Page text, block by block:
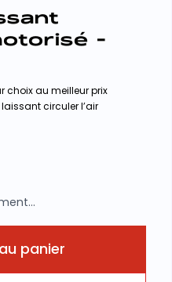
-
choix au meilleur prix
circuler l’air
panier